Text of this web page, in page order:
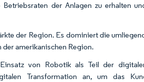
der Anlagen zu erhalten
der Region. Es dominiert die
amerikanischen Region.​
von Robotik als Teil der
Transformation an, um das